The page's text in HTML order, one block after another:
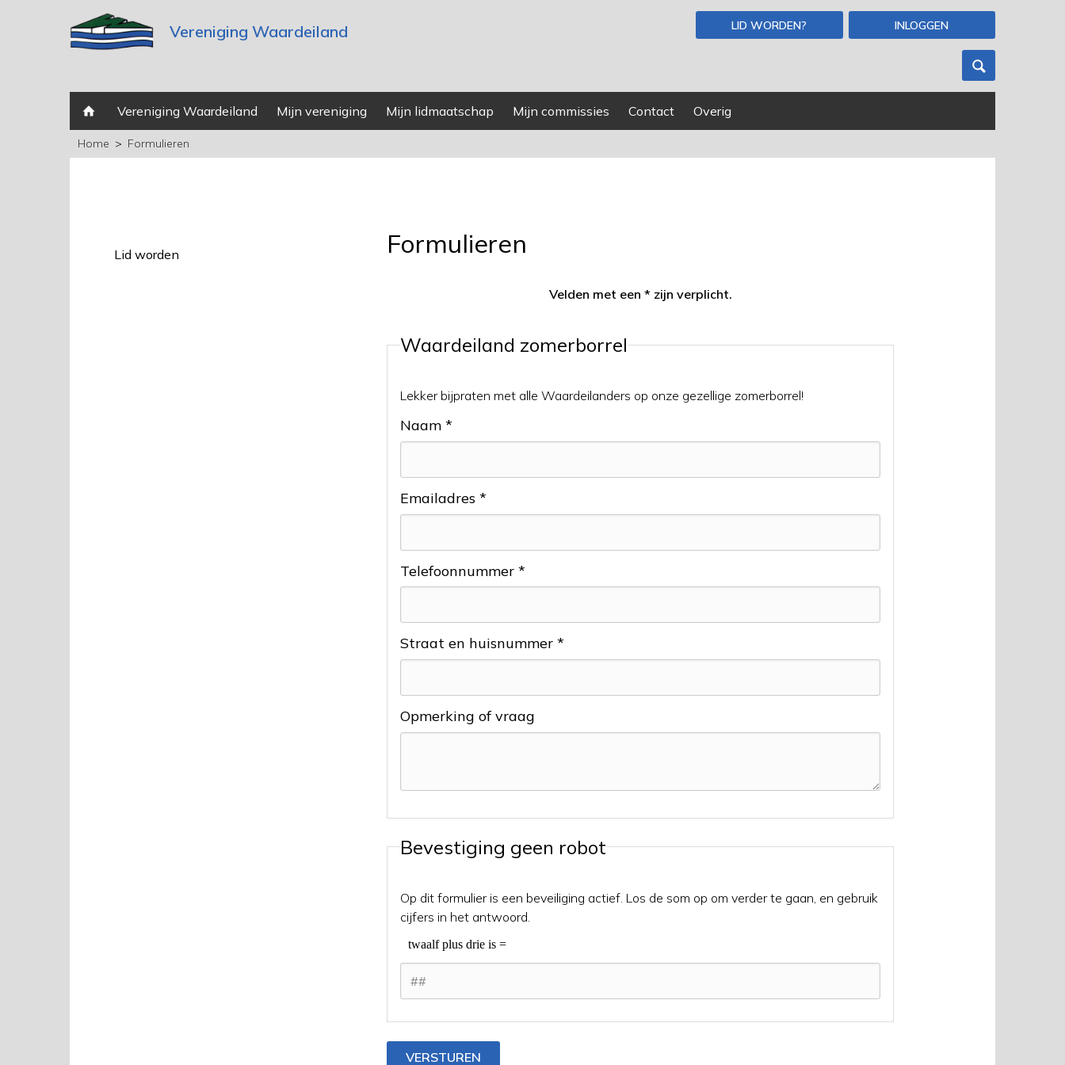
Vereniging Waardeiland LID WORDEN? INLOGGEN
Vereniging Waardeiland Mijn vereniging Mijn lidmaatschap Mijn commissies Contact Overig
Home Formulieren
Lid worden Formulieren
Velden met een * zijn verplicht.
Waardeiland zomerborrel
Lekker bijpraten met alle Waardeilanders op onze gezellige zomerborrel!
Naam *
Emailadres *
Telefoonnummer *
Straat en huisnummer *
Opmerking of vraag
Bevestiging geen robot
Op dit formulier is een beveiliging actief. Los de som op om verder te gaan, en gebruik
cijfers in het antwoord.